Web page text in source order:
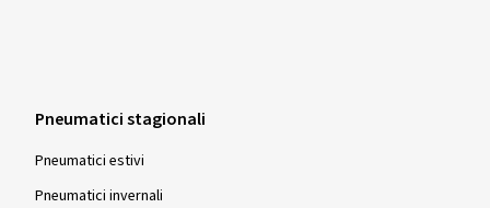
Pneumatici stagionali
Pneumatici estivi
Pneumatici invernali